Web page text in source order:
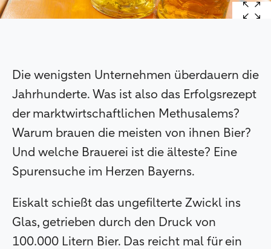
Die wenigsten Unternehmen überdauern die
Jahrhunderte. Was ist also das Erfolgsrezept
der marktwirtschaftlichen Methusalems?
Warum brauen die meisten von ihnen Bier?
Und welche Brauerei ist die älteste? Eine
Spurensuche im Herzen Bayerns.
Eiskalt schießt das ungefilterte Zwickl ins
Glas, getrieben durch den Druck von
100.000 Litern Bier. Das reicht mal für ein